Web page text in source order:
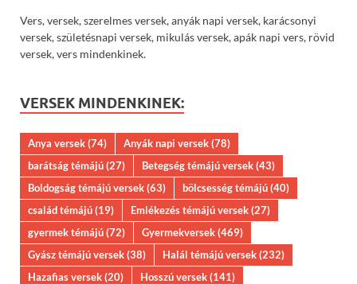
Vers, versek, szerelmes versek, anyák napi versek, karácsonyi
versek, születésnapi versek, mikulás versek, apák napi vers, rövid
versek, vers mindenkinek.
VERSEK MINDENKINEK:
Anya versek(74) Anyák napi versek(78)
barátság témájú(27) Betegség témájú versek(43)
Boldogság témájú versek(63) bölcsesség témájú(40)
család témájú(19) Emlékezés témájú versek(27)
gyermek témájú(72) Gyermekversek(469)
Gyász témájú versek(38) Halál témájú versek(232)
Hazafias versek(20) Hosszú versek(141)